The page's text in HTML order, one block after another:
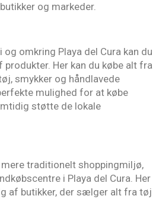
og markeder.
og omkring Playa del Cura kan du
Her kan du købe alt fra
smykker og håndlavede
mulighed for at købe
støtte de lokale
traditionelt shoppingmiljø,
i Playa del Cura. Her
af butikker, der sælger alt fra tøj